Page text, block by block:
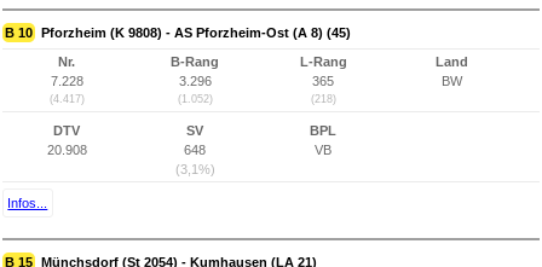
B 10 Pforzheim (K 9808) - AS Pforzheim-Ost (A 8) (45)
Nr.
7.228
(4.417)
B-Rang
3.296
(1.052)
L-Rang
365
(218)
Land
BW
DTV
20.908
SV
648
(3,1%)
BPL
VB
Infos...
B 15 Münchsdorf (St 2054) - Kumhausen (LA 21)